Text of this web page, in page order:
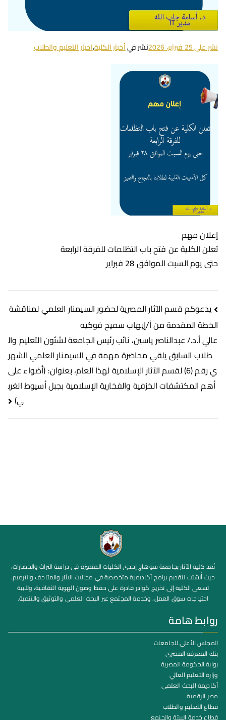
نشر على25 فبراير، 2026 نشر فيأخبار الكلية،اخبار التعليم والطلاب
إعلان مهم
تعلن الكلية عن فتح باب التظلمات للفرقة الرابعة
حتى يوم السبت الموافق 28 فبراير
يدعوكم قسم الآثار المصرية لحضور السيمنار العلمي لمناقشة
الخطة المقدمة من أ/إيهاب سميح فوكيه
عالي أ.د./ عبدالناصر ياسين، نائب رئيس الجامعة لشئون التعليم وال
طلاب السابق يلقي محاضرة مهمة في السيمنار العلمي الشهر
ي رقم (6) لقسم الآثار الإسلامية لهذا العام، بعنوان: (أضواء على
أهم المكتشفات الخزفية والفخارية الإسلامية بجبل أسيوط الغرب
ي)
تُعد كلية الآثار بجامعة سوهاج إحدى الكليات المتميزة في دراسة التراث والحضارات،
حيث أُنشئت لتقديم برامج أكاديمية متخصصة في مجالات الآثار والمتاحف والترميم.
تسعى الكلية إلى تخريج كوادر قادرة على حفظ وصون الهوية الثقافية، وتلبية
احتياجات سوق العمل، وخدمة المجتمع عبر البحث العلمي والتوثيق والتنمية.
روابط هامة
المجلس الأعلى للجامعات
بنك المعرفة المصري
بوابة الحكومة المصرية
وزارة التعليم العالي
أكاديمة البحث العلمي
مصر الرقمية
قطاع التعليم والطلاب
قطاع خدمة البيئة والجنمع